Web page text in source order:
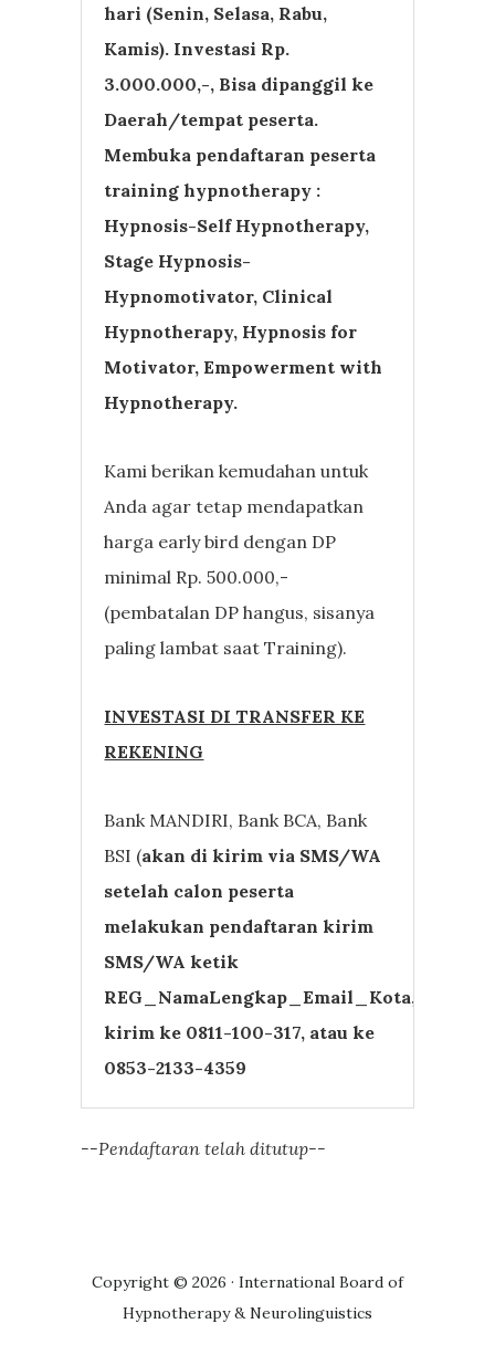
hari (Senin, Selasa, Rabu,
Kamis). Investasi Rp.
3.000.000,-, Bisa dipanggil ke
Daerah/tempat peserta.
Membuka pendaftaran peserta
training hypnotherapy :
Hypnosis-Self Hypnotherapy,
Stage Hypnosis-
Hypnomotivator, Clinical
Hypnotherapy, Hypnosis for
Motivator, Empowerment with
Hypnotherapy.
Kami berikan kemudahan untuk
Anda agar tetap mendapatkan
harga early bird dengan DP
minimal Rp. 500.000,-
(pembatalan DP hangus, sisanya
paling lambat saat Training).
INVESTASI DI TRANSFER KE
REKENING
Bank MANDIRI, Bank BCA, Bank
BSI (akan di kirim via SMS/WA
setelah calon peserta
melakukan pendaftaran kirim
SMS/WA ketik
REG_NamaLengkap_Email_Kota,
kirim ke 0811-100-317, atau ke
0853-2133-4359
--Pendaftaran telah ditutup--
Copyright © 2026 · International Board of
Hypnotherapy & Neurolinguistics